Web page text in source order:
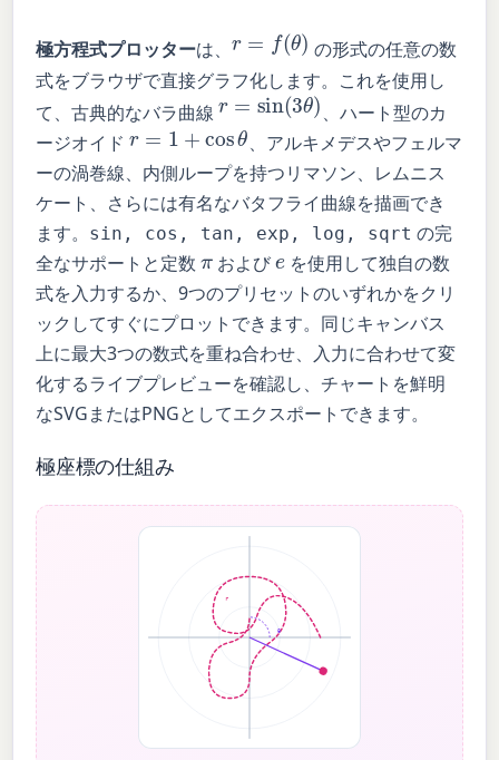
極方程式プロッターは、
r θ)
の形式の任意の数
式をブラウザで直接グラフ化します。これを使用し
て、古典的なバラ曲線
r=sin(3θ)
、ハート型のカ
ージオイドr=1+cosθ
、アルキメデスやフェルマ
ーの渦巻線、内側ループを持つリマソン、レムニス
ケート、さらには有名なバタフライ曲線を描画でき
ます。
sin, cos, tan, exp, log, sqrt の完
全なサポートと定数π およびe を使用して独自の数
式を入力するか、9つのプリセットのいずれかをクリ
ックしてすぐにプロットできます。同じキャンバス
上に最大3つの数式を重ね合わせ、入力に合わせて変
化するライブプレビューを確認し、チャートを鮮明
なSVGまたはPNGとしてエクスポートできます。
極座標の仕組み
θ
r